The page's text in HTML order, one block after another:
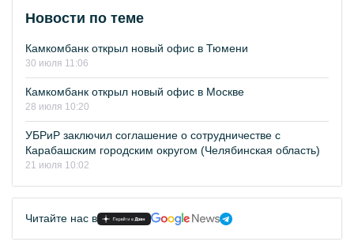
Новости по теме
Камкомбанк открыл новый офис в Тюмени
30 июля 11:06
Камкомбанк открыл новый офис в Москве
28 июля 10:20
УБРиР заключил соглашение о сотрудничестве с
Карабашским городским округом (Челябинская область)
21 июля 10:02
Читайте нас в